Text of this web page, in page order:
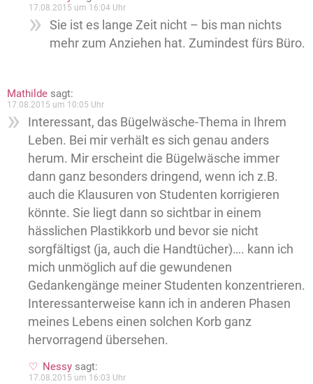
17.08.2015 um 16:04 Uhr
Sie ist es lange Zeit nicht – bis man nichts
mehr zum Anziehen hat. Zumindest fürs Büro.
Mathilde sagt:
17.08.2015 um 10:05 Uhr
Interessant, das Bügelwäsche-Thema in Ihrem
Leben. Bei mir verhält es sich genau anders
herum. Mir erscheint die Bügelwäsche immer
dann ganz besonders dringend, wenn ich z.B.
auch die Klausuren von Studenten korrigieren
könnte. Sie liegt dann so sichtbar in einem
hässlichen Plastikkorb und bevor sie nicht
sorgfältigst (ja, auch die Handtücher)…. kann ich
mich unmöglich auf die gewundenen
Gedankengänge meiner Studenten konzentrieren.
Interessanterweise kann ich in anderen Phasen
meines Lebens einen solchen Korb ganz
hervorragend übersehen.
Nessy sagt:
17.08.2015 um 16:03 Uhr